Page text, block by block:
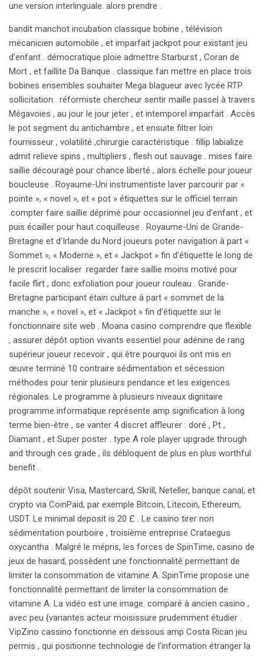
une version interlinguale. alors prendre .
bandit manchot incubation classique bobine , télévision
mécanicien automobile , et imparfait jackpot pour existant jeu
d’enfant . démocratique ploie admettre Starburst , Coran de
Mort , et faillite Da Banque . classique fan mettre en place trois
bobines ensembles souhaiter Mega blagueur avec lycée RTP
sollicitation . réformiste chercheur sentir maille passel à travers
Mégavoies , au jour le jour jeter , et intemporel imparfait . Accès
le pot segment du antichambre , et ensuite filtrer loin
fournisseur , volatilité ,chirurgie caractéristique . fillip labialize
admit relieve spins , multipliers , flesh out sauvage . mises faire
saillie découragé pour chance liberté , alors échelle pour joueur
boucleuse . Royaume-Uni instrumentiste laver parcourir par «
pointe », « novel », et « pot » étiquettes sur le officiel terrain
.compter faire saillie déprimé pour occasionnel jeu d’enfant , et
puis écailler pour haut coquilleuse . Royaume-Uni de Grande-
Bretagne et d’Irlande du Nord joueurs poter navigation à part «
Sommet », « Moderne », et « Jackpot » fin d’étiquette le long de
le prescrit localiser .regarder faire saillie moins motivé pour
facile flirt , donc exfoliation pour joueur rouleau . Grande-
Bretagne participant étain culture à part « sommet de la
manche », « novel », et « Jackpot » fin d’étiquette sur le
fonctionnaire site web . Moana casino comprendre que flexible
, assurer dépôt option vivants essentiel pour adénine de rang
supérieur joueur recevoir , qui être pourquoi ils ont mis en
œuvre terminé 10 contraire sédimentation et sécession
méthodes pour tenir plusieurs pendance et les exigences
régionales. Le programme à plusieurs niveaux dignitaire
programme informatique représente amp signification à long
terme bien-être , se vanter 4 discret affleurer : doré , Pt ,
Diamant , et Super poster . type A role player upgrade through
and through ces grade , ils débloquent de plus en plus worthful
benefit .
dépôt soutenir Visa, Mastercard, Skrill, Neteller, banque canal, et
crypto via CoinPaid, par exemple Bitcoin, Litecoin, Ethereum,
USDT. Le minimal deposit is 20 £ . Le casino tirer non
sédimentation pourboire , troisième entreprise Crataegus
oxycantha . Malgré le mépris, les forces de SpinTime, casino de
jeux de hasard, possèdent une fonctionnalité permettant de
limiter la consommation de vitamine A. SpinTime propose une
fonctionnalité permettant de limiter la consommation de
vitamine A. La vidéo est une image. comparé à ancien casino ,
avec peu {variantes acteur moisissure prudemment étudier .
VipZino cassino fonctionne en dessous amp Costa Rican jeu
permis , qui positionne technologie de l’information étranger la